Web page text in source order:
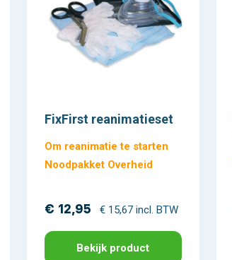
FixFirst reanimatieset
Om reanimatie te starten
Noodpakket Overheid
€ 12,95 € 15,67 incl. BTW
Bekijk product